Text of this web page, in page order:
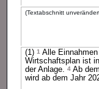
(Textabschnitt
(1) 1 Alle
Wirtschaftsplan ist
der Anlage. 4 Ab
wird ab dem Jahr